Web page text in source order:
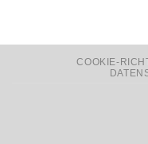
COOKIE-